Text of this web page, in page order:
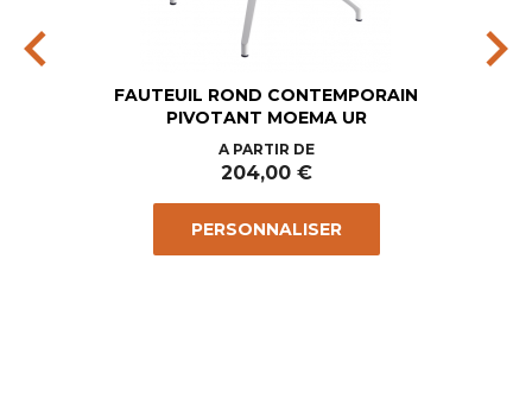
chevron_left
FAUTEUIL ROND CONTEMPORAIN
PIVOTANT MOEMA UR
Prix
A PARTIR DE
204,00 €
PERSONNALISER
chevron_right